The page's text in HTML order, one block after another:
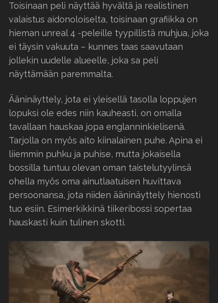
Toisinaan peli näyttää hyvältä ja realistinen
valaistus aidonoloiselta, toisinaan grafiikka on
hieman unreal 4 -peleille tyypillistä muhjua, joka
ei täysin vakuuta – kunnes taas saavutaan
jollekin uudelle alueelle, joka sa peli
näyttämään paremmalta.
Ääninäyttely, jota ei yleisellä tasolla loppujen
lopuksi ole edes niin kauheasti, on omalla
tavallaan hauskaa jopa englanninkielisenä.
Tarjolla on myös aito kiinalainen puhe. Apina ei
liiemmin puhku ja puhise, mutta jokaisella
bossilla tuntuu olevan oman taistelutyylinsä
ohella myös oma ainutlaatuisen huvittava
persoonansa, jota niiden ääninäyttely hienosti
tuo esiin. Esimerkikkinä tiikeribossi sopertaa
hauskasti kuin tulinen skotti.